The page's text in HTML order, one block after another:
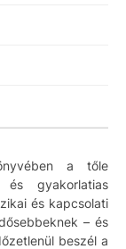
a tőle
és gyakorlatias
és kapcsolati
– és
beszél a